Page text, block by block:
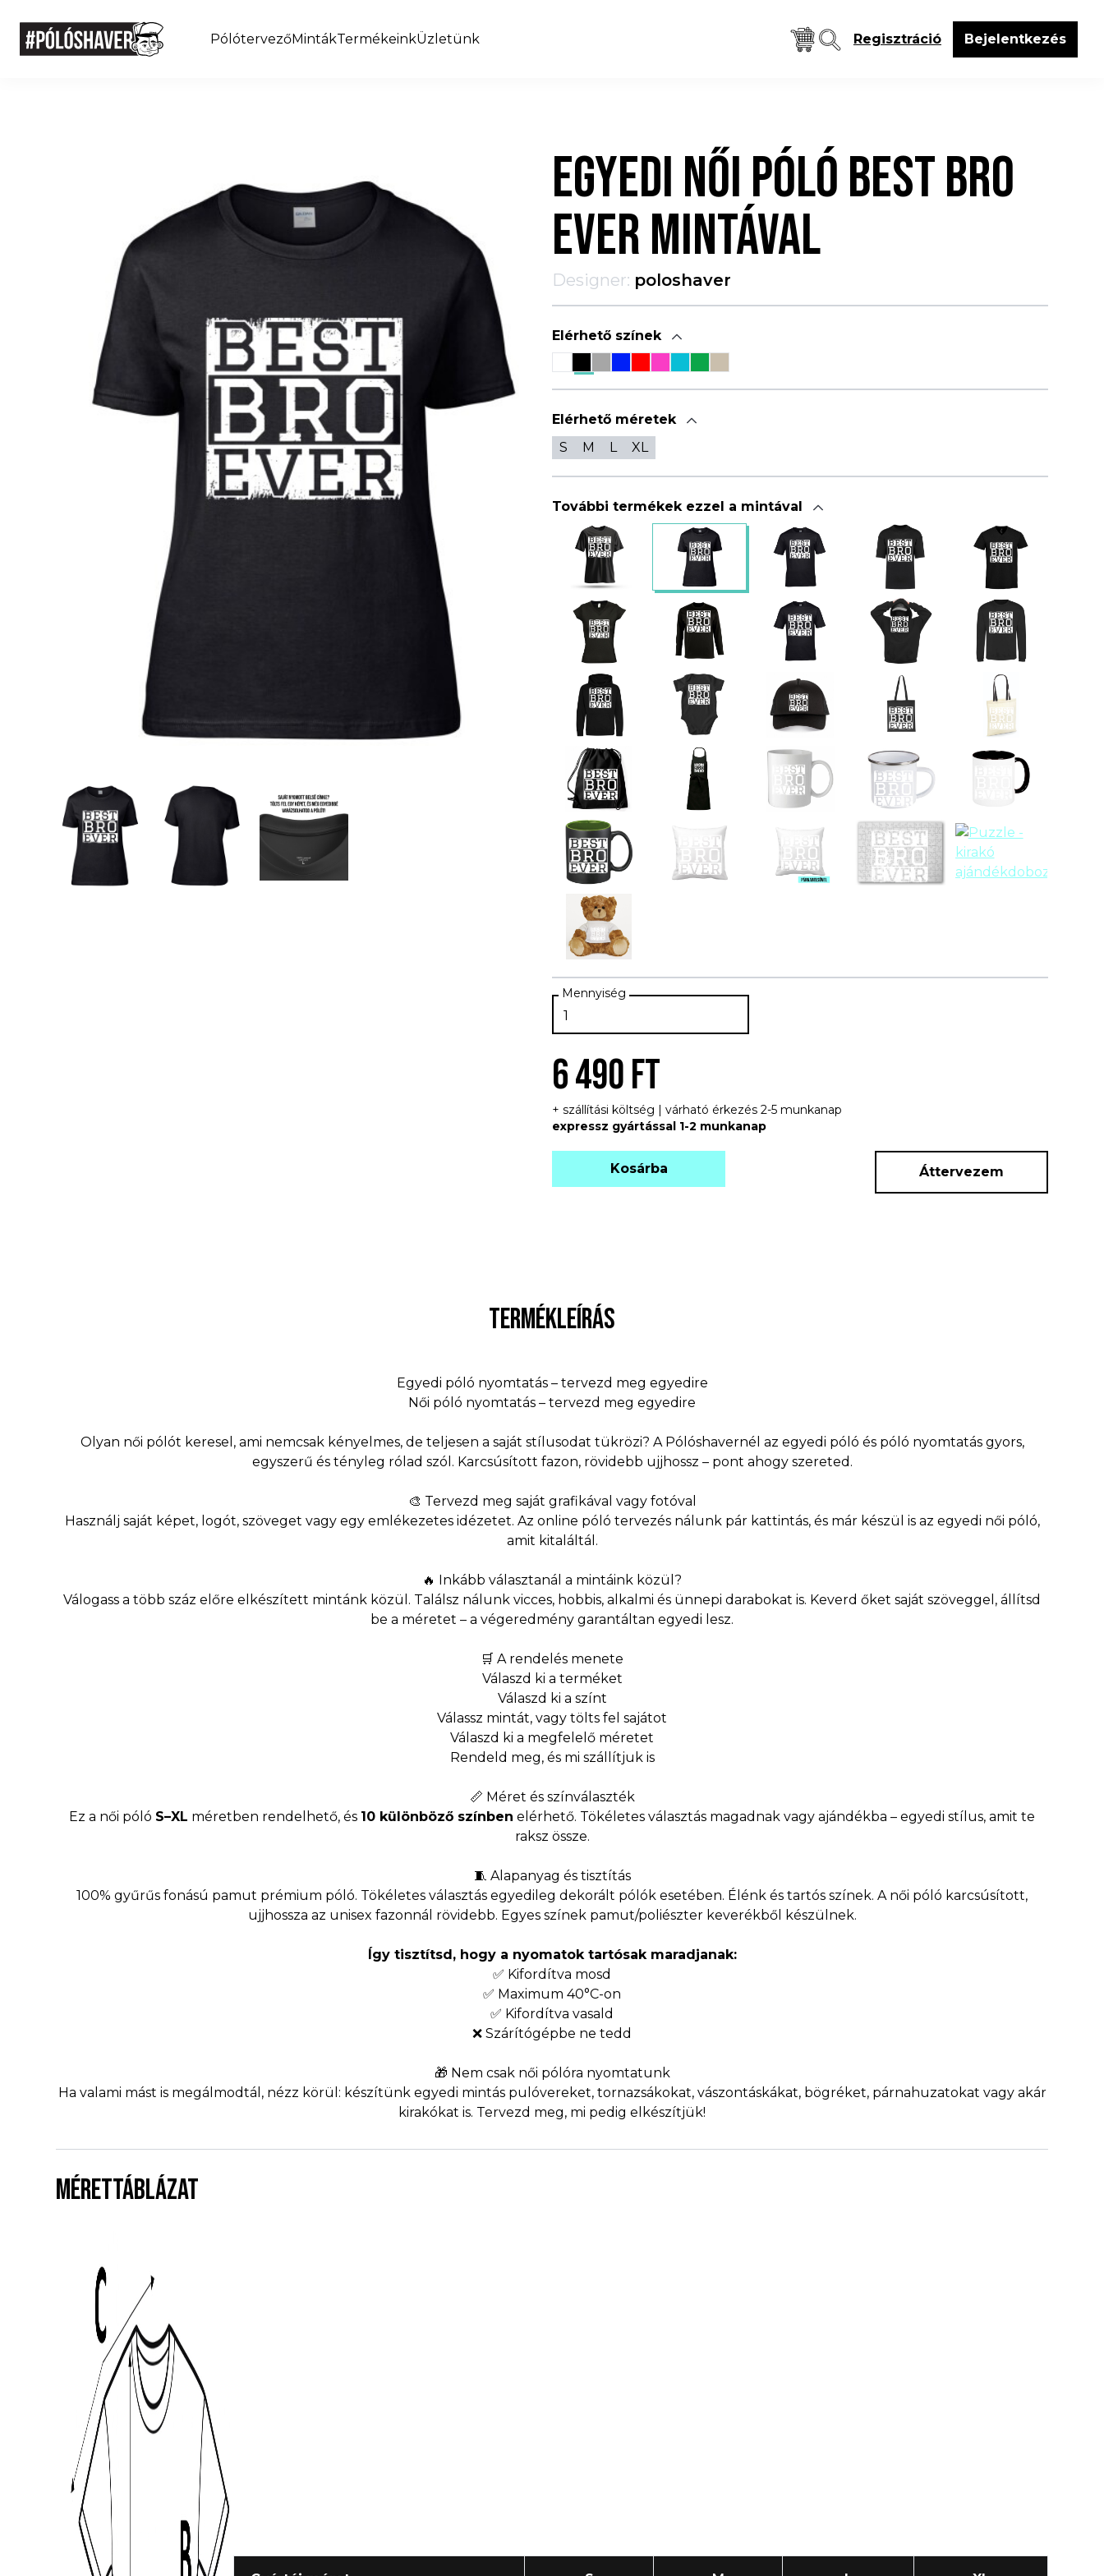
PólótervezőMintákTermékeinkÜzletünk Regisztráció Bejelentkezés
EGYEDI NŐI PÓLÓ BEST BRO
EVER MINTÁVAL
Designer: poloshaver
Elérhető színek
Elérhető méretek
S
M L XL
További termékek ezzel a mintával
6 490 FT
+ szállítási költség | várható érkezés 2-5 munkanap
expressz gyártással 1-2 munkanap
Kosárba Áttervezem
TERMÉKLEÍRÁS
Egyedi póló nyomtatás – tervezd meg egyedire
Női póló nyomtatás – tervezd meg egyedire
Olyan női pólót keresel, ami nemcsak kényelmes, de teljesen a saját stílusodat tükrözi? A Pólóshavernél az egyedi póló és póló nyomtatás gyors,
egyszerű és tényleg rólad szól. Karcsúsított fazon, rövidebb ujjhossz – pont ahogy szereted.
🎨 Tervezd meg saját grafikával vagy fotóval
Használj saját képet, logót, szöveget vagy egy emlékezetes idézetet. Az online póló tervezés nálunk pár kattintás, és már készül is az egyedi női póló,
amit kitaláltál.
🔥 Inkább választanál a mintáink közül?
Válogass a több száz előre elkészített mintánk közül. Találsz nálunk vicces, hobbis, alkalmi és ünnepi darabokat is. Keverd őket saját szöveggel, állítsd
be a méretet – a végeredmény garantáltan egyedi lesz.
🛒 A rendelés menete
Válaszd ki a terméket
Válaszd ki a színt
Válassz mintát, vagy tölts fel sajátot
Válaszd ki a megfelelő méretet
Rendeld meg, és mi szállítjuk is
📏 Méret és színválaszték
Ez a női póló S–XL méretben rendelhető, és 10 különböző színben elérhető. Tökéletes választás magadnak vagy ajándékba – egyedi stílus, amit te
raksz össze.
🧵 Alapanyag és tisztítás
100% gyűrűs fonású pamut prémium póló. Tökéletes választás egyedileg dekorált pólók esetében. Élénk és tartós színek. A női póló karcsúsított,
ujjhossza az unisex fazonnál rövidebb. Egyes színek pamut/poliészter keverékből készülnek.
Így tisztítsd, hogy a nyomatok tartósak maradjanak:
✅ Kifordítva mosd
✅ Maximum 40°C-on
✅ Kifordítva vasald
❌ Szárítógépbe ne tedd
🎁 Nem csak női pólóra nyomtatunk
Ha valami mást is megálmodtál, nézz körül: készítünk egyedi mintás pulóvereket, tornazsákokat, vászontáskákat, bögréket, párnahuzatokat vagy akár
kirakókat is. Tervezd meg, mi pedig elkészítjük!
MÉRETTÁBLÁZAT